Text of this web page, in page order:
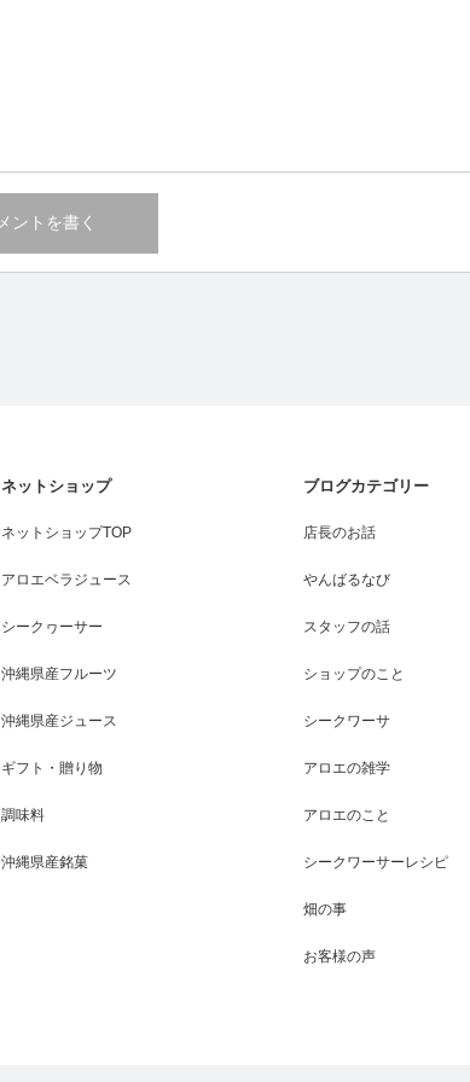
ネットショップ
ネットショップTOP
アロエベラジュース
シークヮーサー
沖縄県産フルーツ
沖縄県産ジュース
ギフト・贈り物
調味料
沖縄県産銘菓
ブログカテゴリー
店長のお話
やんばるなび
スタッフの話
ショップのこと
シークワーサ
アロエの雑学
アロエのこと
シークワーサーレシピ
畑の事
お客様の声